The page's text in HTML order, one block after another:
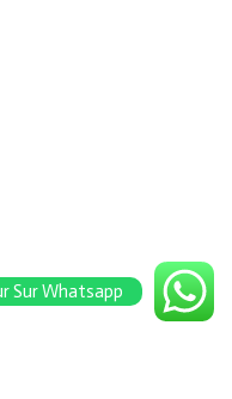
Sur Whatsapp